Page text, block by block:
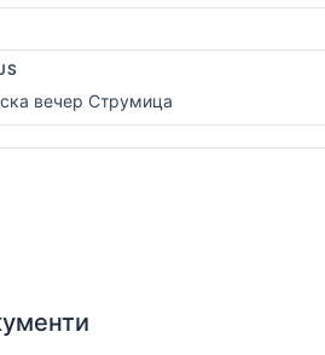
вечер Струмица